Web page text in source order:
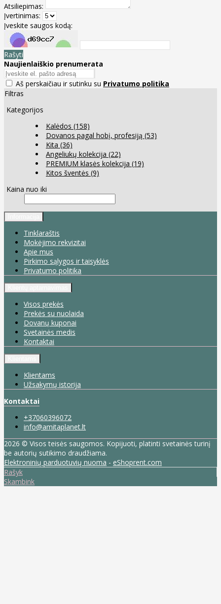
Atsiliepimas:
Įvertinimas:
Įveskite saugos kodą:
Rašyti
Naujienlaiškio prenumerata
Aš perskaičiau ir sutinku su Privatumo politika
Filtras
Kategorijos
Kalėdos (158)
Dovanos pagal hobį, profesiją (53)
Kita (36)
Angeliukų kolekcija (22)
PREMIUM klasės kolekcija (19)
Kitos šventės (9)
Kaina nuo iki
Tinklaraštis
Mokėjimo rekvizitai
Apie mus
Pirkimo sąlygos ir taisyklės
Privatumo politika
Visos prekės
Prekės su nuolaida
Dovanų kuponai
Svetainės medis
Kontaktai
Klientams
Užsakymų istorija
Kontaktai
+37060396072
info@amitaplanet.lt
2026 © Visos teisės saugomos. Kopijuoti, platinti svetainės turinį
be autorių sutikimo draudžiama.
Elektroninių parduotuvių nuoma - eShoprent.com
Rašyk
Skambink